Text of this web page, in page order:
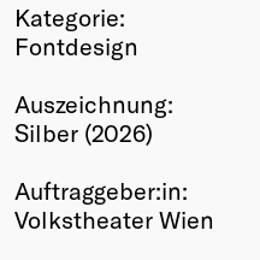
Young Creatives
Friends of Creativity
Winners
2026
Annual
Kategorie:
Fontdesign
Auszeichnung:
Silber (2026)
Auftraggeber:in:
Volkstheater Wien